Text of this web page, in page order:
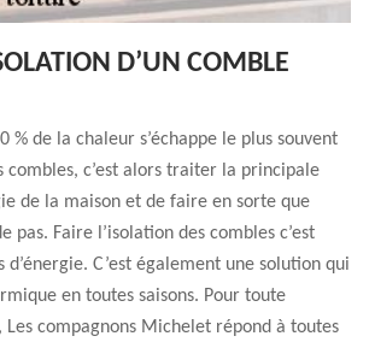
D’UN COMBLE
% de la chaleur s’échappe le plus souvent
combles, c’est alors traiter la principale
de la maison et de faire en sorte que
pas. Faire l’isolation des combles c’est
C’est également une solution qui
en toutes saisons. Pour toute
Les compagnons Michelet répond à toutes